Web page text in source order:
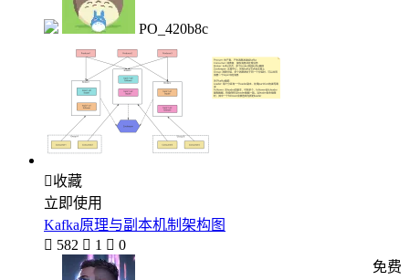
PO_420b8c
收藏
立即使用
Kafka原理与副本机制架构图
 582  1  0
免费